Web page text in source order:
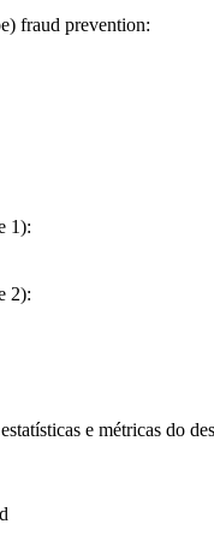
fraud prevention:
1):
2):
e métricas do